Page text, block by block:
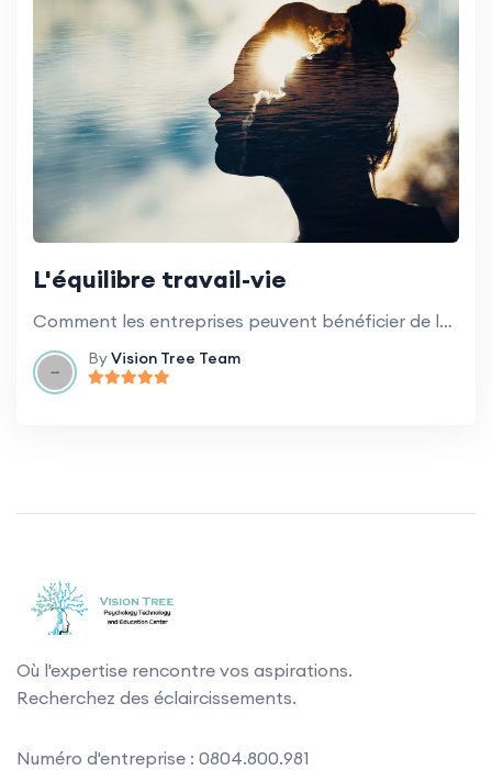
L'équilibre travail-vie
Comment les entreprises peuvent bénéficier de la promotion d'un équilibre sain entre vie professionnelle et vie privée pour les employés.
ByVision Tree Team
Où l'expertise rencontre vos aspirations.
Recherchez des éclaircissements.
Numéro d'entreprise : 0804.800.981